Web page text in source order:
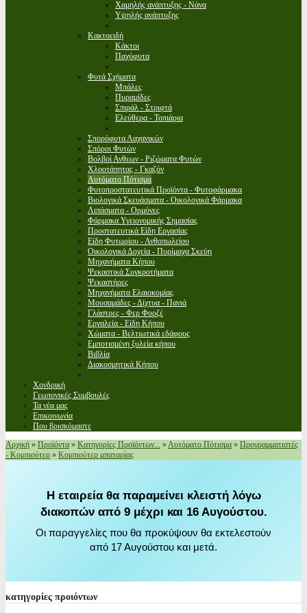
Χαμηλής ανάπτυξης - Νάνα
Υψηλής ανάπτυξης
Κακτοειδή
Κάκτοι
Παχύφυτα
Φυτά Σχήματα
Μπάλες
Πυραμίδες
Σπιράλ - Στριφτά
Ελεύθερα - Τοπιάρια
Σπορόφυτα Λαχανικών
Σπόροι Φυτών
Βολβοί Ανθεων - Ριζώματα Φυτών
Χλοοτάπητας - Γκαζόν
Αυτόματο Πότισμα
Φυτοπροστατευτικά Προϊόντα - Φυτοφάρμακα
Βιολογικά Σκευάσματα - Οικολογικά Φάρμακα
Λιπάσματα - Ορμόνες
Φάρμακα Υγειονομικής Σημασίας
Προστατευτικά Είδη Εργασίας
Είδη Φυτωρίου - Ανθοπωλείου
Οικολογικά Δοχεία - Πυρίμαχα Σκεύη
Μηχανήματα Κήπου
Ψεκαστικά Συγκροτήματα
Ψεκαστήρες
Μηχανήματα Ελαιοκομίας
Μουσαμάδες - Δίχτυα - Πανιά
Γλάστρες - Φερ Φορζέ
Εργαλεία - Είδη Κήπου
Χώματα - Βελτιωτικά εδάφους
Εμποτισμένη ξυλεία κήπου
Βιβλία
Διακοσμητικά Κήπου
Χονδρική
Γεωπονικές Συμβουλές
Τα νέα μας
Επικοινωνία
Που βρισκόμαστε
Αρχική » Προϊόντα » Κατηγορίες Προϊόντων... »Αυτόματο Πότισμα » Προγραμματιστές
- Κομπιούτερ » Κομπιούτερ μπαταρίας
Η εταιρεία θα παραμείνει κλειστή λόγω
διακοπών από 9 μέχρι και 16 Αυγούστου.
Οι παραγγελίες που θα προκύψουν θα εκτελεστούν
από 17 Αυγούστου και μετά.
κατηγορίες προιόντων